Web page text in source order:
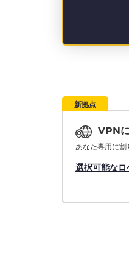
新拠点
VPN
あなた専用に
選択可能な